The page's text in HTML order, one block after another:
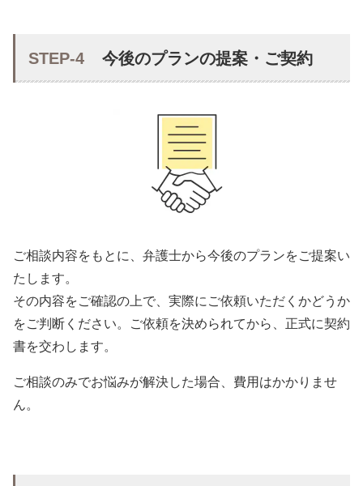
STEP-4 今後のプランの提案・ご契約
ご相談内容をもとに、弁護士から今後のプランをご提案い
たします。
その内容をご確認の上で、実際にご依頼いただくかどうか
をご判断ください。ご依頼を決められてから、正式に契約
書を交わします。
ご相談のみでお悩みが解決した場合、費用はかかりませ
ん。